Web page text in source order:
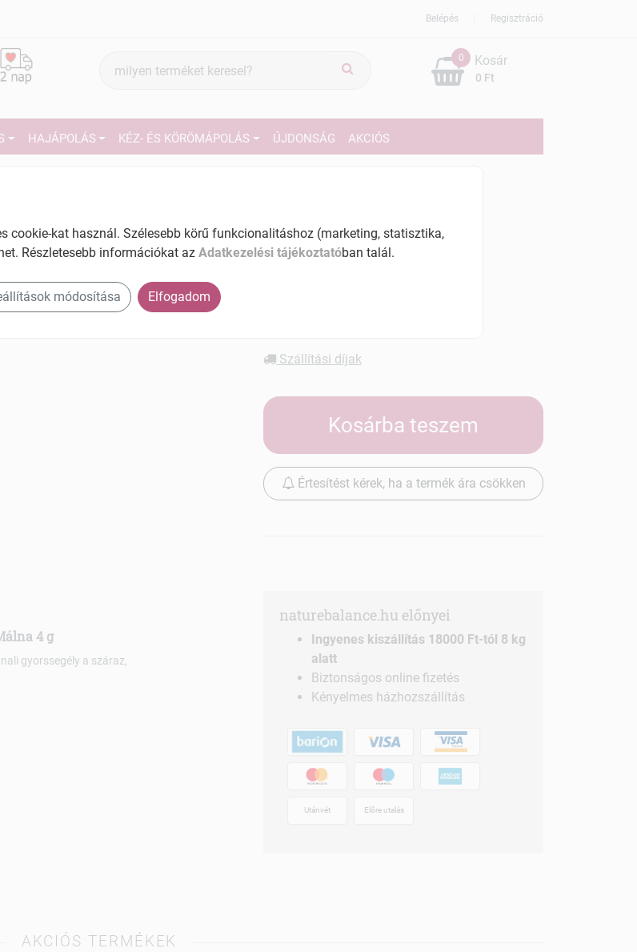
Regisztráció
Belépés
keresés
0
0 Ft
Kosár
HAJÁPOLÁS KÉZ- ÉS KÖRÖMÁPOLÁS ÚJDONSÁG AKCIÓS
olajos málna 4 g
4 g
27% ÁFÁ-val , [157250 Ft/kg]
Készletinformáció:
Szállítási díjak
Kosárba teszem
Értesítést kérek, ha a termék ára csökken
4 g
gyorssegély a száraz,
naturebalance.hu előnyei
Ingyenes kiszállítás 18000 Ft-tól 8 kg
alatt
Biztonságos online fizetés
Kényelmes házhozszállítás
Utánvét Előre utalás
AKCIÓS TERMÉKEK
cookie-kat használ. Szélesebb körű funkcionalitáshoz (marketing, statisztika,
Részletesebb információkat az Adatkezelési tájékoztatóban talál.
módosítása Elfogadom